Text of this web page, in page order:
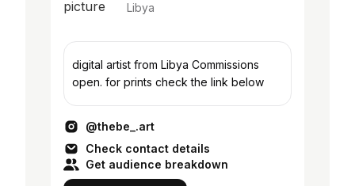
Libya
digital artist from Libya Commissions
open. for prints check the link below
@thebe_.art
Check contact details
Get audience breakdown